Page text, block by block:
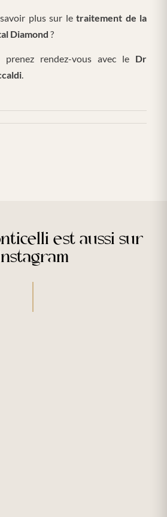
plus sur letraitement de la
Diamond ?
prenez rendez-vous avec le Dr
.
est aussi sur